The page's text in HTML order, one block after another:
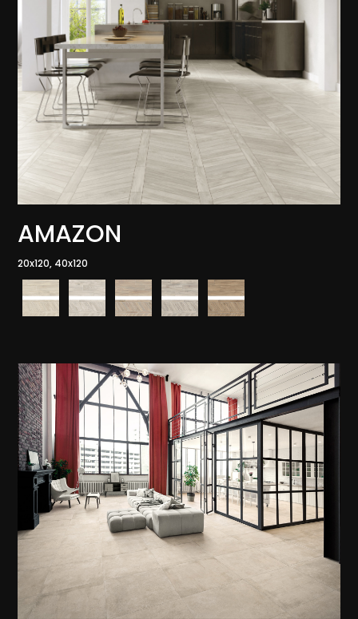
AMAZON
20x120, 40x120